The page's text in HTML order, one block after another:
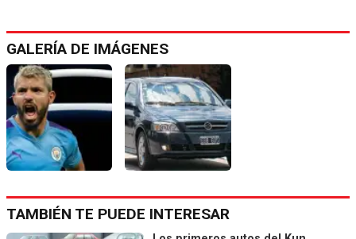
GALERÍA DE IMÁGENES
TAMBIÉN TE PUEDE INTERESAR